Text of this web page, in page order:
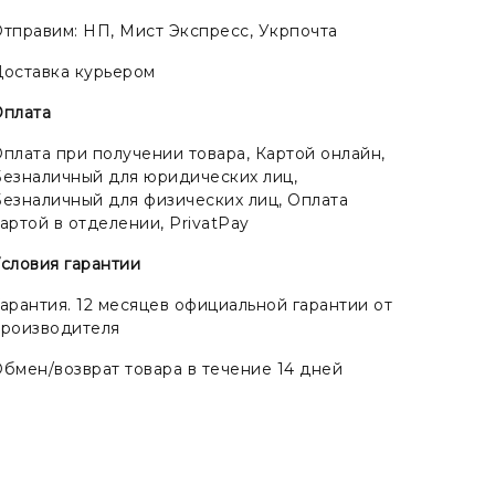
НП, Мист Экспресс, Укрпочта
курьером
при получении товара, Картой онлайн,
для юридических лиц,
для физических лиц, Оплата
в отделении, PrivatPay
гарантии
12 месяцев официальной гарантии от
возврат товара в течение 14 дней